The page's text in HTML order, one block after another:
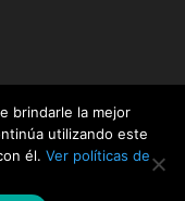
by Espinoza
brindarle la mejor
utilizando este
él. Ver políticas de